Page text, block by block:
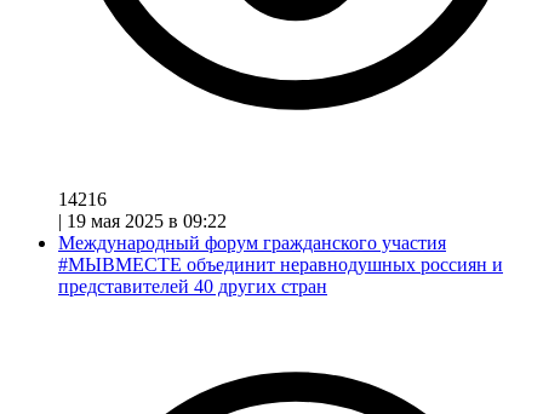
14216
| 19 мая 2025 в 09:22
Международный форум гражданского участия
#МЫВМЕСТЕ объединит неравнодушных россиян и
представителей 40 других стран